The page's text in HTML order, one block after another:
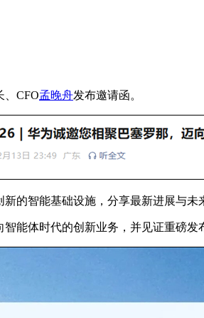
、CFO孟晚舟发布邀请函。
的智能基础设施，分享最新进展与
能体时代的创新业务，并见证重磅发